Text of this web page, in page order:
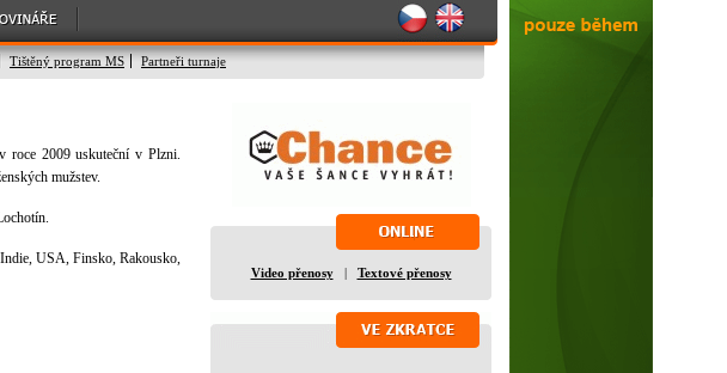
Tištěný program MS Partneři turnaje
roce 2009 uskuteční v Plzni.
mužstev.
USA, Finsko, Rakousko,
Video přenosy| Textové přenosy